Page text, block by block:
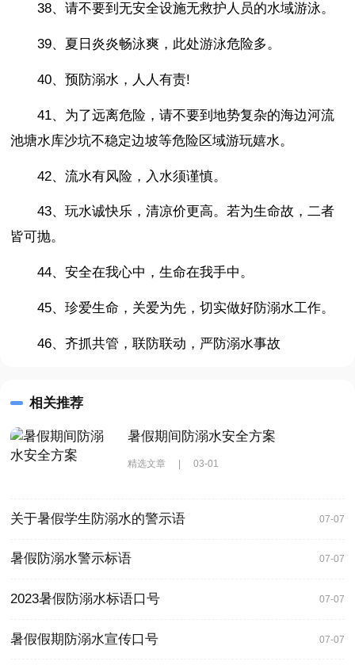
38、请不要到无安全设施无救护人员的水域游泳。
39、夏日炎炎畅泳爽，此处游泳危险多。
40、预防溺水，人人有责!
41、为了远离危险，请不要到地势复杂的海边河流
池塘水库沙坑不稳定边坡等危险区域游玩嬉水。
42、流水有风险，入水须谨慎。
43、玩水诚快乐，清凉价更高。若为生命故，二者
皆可抛。
44、安全在我心中，生命在我手中。
45、珍爱生命，关爱为先，切实做好防溺水工作。
46、齐抓共管，联防联动，严防溺水事故
相关推荐
暑假期间防溺水安全方案
精选文章 03-01
关于暑假学生防溺水的警示语 07-07
暑假防溺水警示标语 07-07
2023暑假防溺水标语口号 07-07
暑假假期防溺水宣传口号 07-07